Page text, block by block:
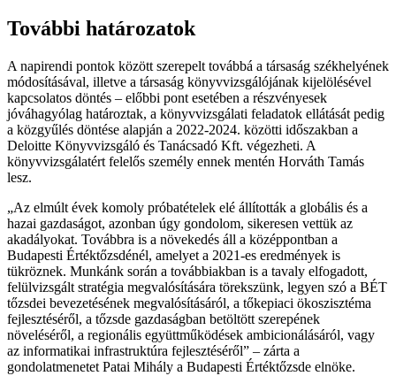
További határozatok
A napirendi pontok között szerepelt továbbá a társaság székhelyének
módosításával, illetve a társaság könyvvizsgálójának kijelölésével
kapcsolatos döntés – előbbi pont esetében a részvényesek
jóváhagyólag határoztak, a könyvvizsgálati feladatok ellátását pedig
a közgyűlés döntése alapján a 2022-2024. közötti időszakban a
Deloitte Könyvvizsgáló és Tanácsadó Kft. végezheti. A
könyvvizsgálatért felelős személy ennek mentén Horváth Tamás
lesz.
Az elmúlt évek komoly próbatételek elé állították a globális és a
hazai gazdaságot, azonban úgy gondolom, sikeresen vettük az
akadályokat. Továbbra is a növekedés áll a középpontban a
Budapesti Értéktőzsdénél, amelyet a 2021-es eredmények is
tükröznek. Munkánk során a továbbiakban is a tavaly elfogadott,
felülvizsgált stratégia megvalósítására törekszünk, legyen szó a BÉT
tőzsdei bevezetésének megvalósításáról, a tőkepiaci ökoszisztéma
fejlesztéséről, a tőzsde gazdaságban betöltött szerepének
növeléséről, a regionális együttműködések ambicionálásáról, vagy
az informatikai infrastruktúra fejlesztéséről
– zárta a
gondolatmenetet Patai Mihály a Budapesti Értéktőzsde elnöke.